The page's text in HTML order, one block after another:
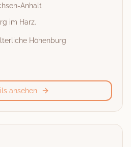
Anhalt
im Harz.
Höhenburg
ansehen
🏰